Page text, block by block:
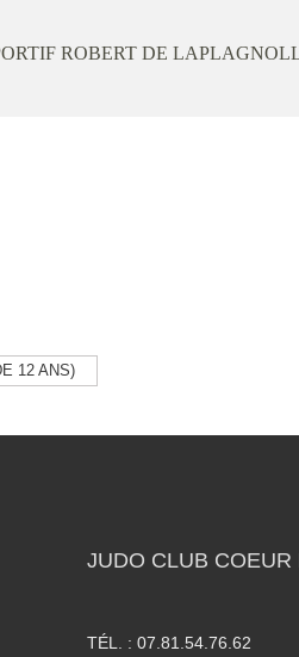
ROBERT DE
12 ANS)
JUDO CLUB COEUR
TÉL. : 07.81.54.76.62